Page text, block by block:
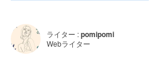
ライター :pomipomi
Webライター